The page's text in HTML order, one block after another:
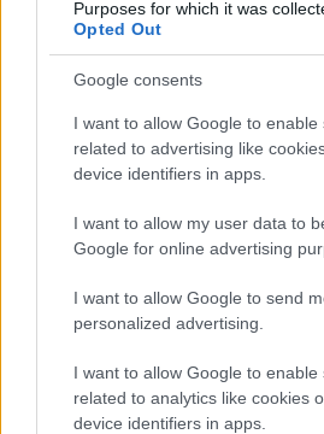
Purposes for which it was
Opted Out
Google consents
I want to allow Google to enable
related to advertising like
device identifiers in apps.
I want to allow my user data to
Google for online advertising
I want to allow Google to send
personalized advertising.
I want to allow Google to enable
related to analytics like cookies
device identifiers in apps.
Členství na bezky.net
součástí přední světové
přístupem k článkům na
sesterských webech
maastohiihto.com,
SC MyPages.
SC MyPages – Všechny
Classics na jednom místě
Přístup k veškerému
SC Play – živé vysílání
Exkluzivní nabídky a